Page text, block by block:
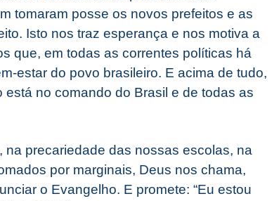
tomaram posse os novos prefeitos e as
Isto nos traz esperança e nos motiva a
que, em todas as correntes políticas há
estar do povo brasileiro. E acima de tudo,
no comando do Brasil e de todas as
precariedade das nossas escolas, na
por marginais, Deus nos chama,
o Evangelho. E promete: “Eu estou